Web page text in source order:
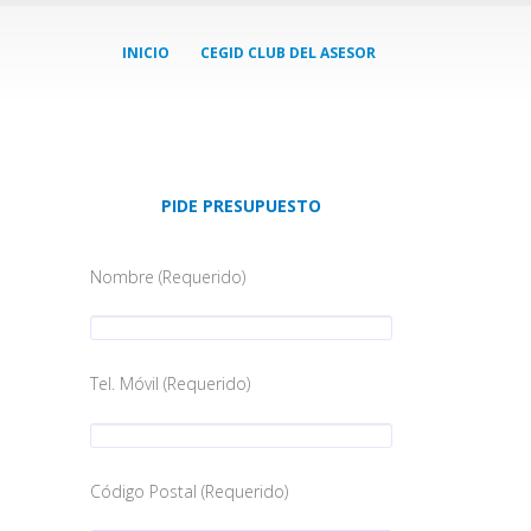
INICIO CEGID CLUB DEL ASESOR
PIDE PRESUPUESTO
Nombre (Requerido)
Tel. Móvil (Requerido)
Código Postal (Requerido)